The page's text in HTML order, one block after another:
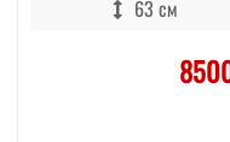
63 см